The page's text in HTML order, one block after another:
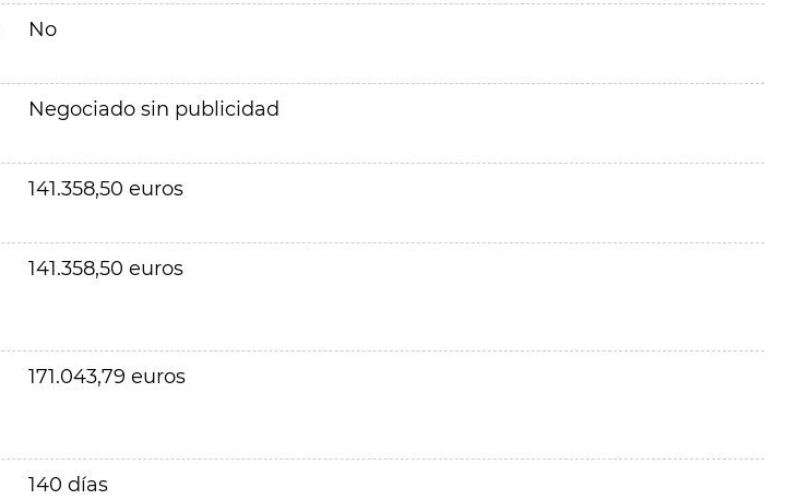
No
Negociado sin publicidad
141.358,50 euros
141.358,50 euros
171.043,79 euros
140 días